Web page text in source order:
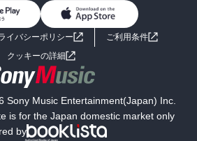
男子向けラノベ
小説
海外小説
SF
お問い合わせ
イバシーポリシー
ご利用条件
クッキーの詳細
Sony Music Entertainment(Japan) Inc.
is for the Japan domestic market only
by